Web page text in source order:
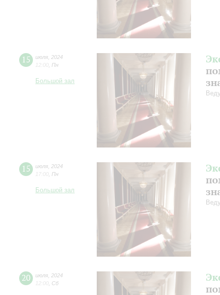
15 июля 2024
12:00 Пн
Большой зал
15 июля 2024
17:00 Пн
Большой зал
20 июля 2024
12:00 Сб